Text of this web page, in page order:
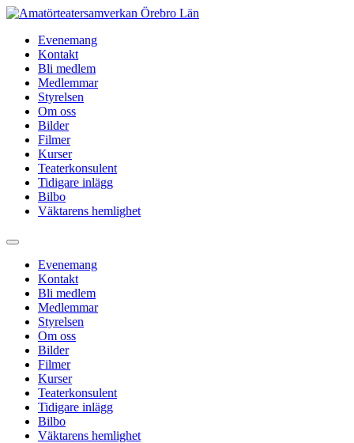
Hoppa
innehållEvenemang
Kontakt
Bli medlem
Medlemmar
Styrelsen
Om oss
Bilder
Filmer
Kurser
Teaterkonsulent
Tidigare inlägg
Bilbo
Väktarens hemlighet
Evenemang
Kontakt
Bli medlem
Medlemmar
Styrelsen
Om oss
Bilder
Filmer
Kurser
Teaterkonsulent
Tidigare inlägg
Bilbo
Väktarens hemlighet